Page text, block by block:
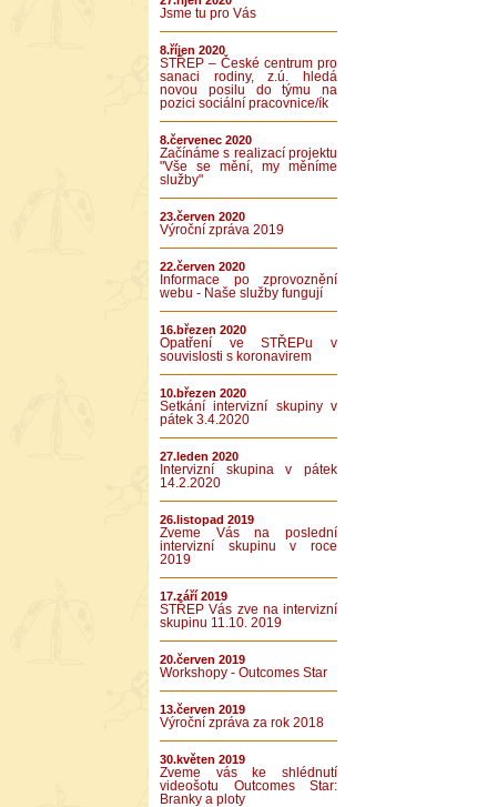
Jsme tu pro Vás
8.říjen 2020
STŘEP – České centrum pro
sanaci rodiny, z.ú. hledá
novou posilu do týmu na
pozici sociální pracovnice/ík
8.červenec 2020
Začínáme s realizací projektu
"Vše se mění, my měníme
služby"
23.červen 2020
Výroční zpráva 2019
22.červen 2020
Informace po zprovoznění
webu - Naše služby fungují
16.březen 2020
Opatření ve STŘEPu v
souvislosti s koronavirem
10.březen 2020
Setkání intervizní skupiny v
pátek 3.4.2020
27.leden 2020
Intervizní skupina v pátek
14.2.2020
26.listopad 2019
Zveme Vás na poslední
intervizní skupinu v roce
2019
17.září 2019
STŘEP Vás zve na intervizní
skupinu 11.10. 2019
20.červen 2019
Workshopy - Outcomes Star
13.červen 2019
Výroční zpráva za rok 2018
30.květen 2019
Zveme vás ke shlédnutí
videošotu Outcomes Star:
Branky a ploty